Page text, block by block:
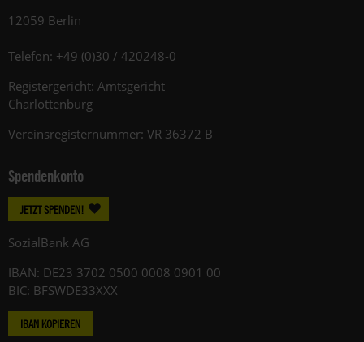
12059 Berlin
Telefon: +49 (0)30 / 420248-0
Registergericht: Amtsgericht
Charlottenburg
Vereinsregisternummer: VR 36372 B
Spendenkonto
JETZT SPENDEN!
SozialBank AG
IBAN: DE23 3702 0500 0008 0901 00
BIC: BFSWDE33XXX
IBAN KOPIEREN